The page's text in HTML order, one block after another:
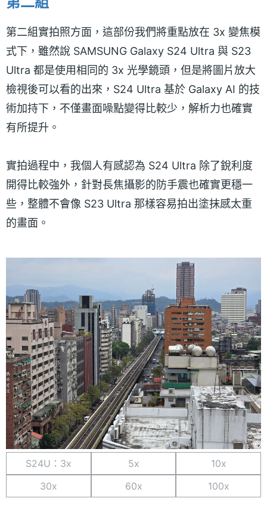
第二組實拍照方面，這部份我們將重點放在 3x 變焦模
式下，雖然說 SAMSUNG Galaxy S24 Ultra 與 S23
Ultra 都是使用相同的 3x 光學鏡頭，但是將圖片放大
檢視後可以看的出來，S24 Ultra 基於 Galaxy AI 的技
術加持下，不僅畫面噪點變得比較少，解析力也確實
有所提升。
實拍過程中，我個人有感認為 S24 Ultra 除了銳利度
開得比較強外，針對長焦攝影的防手震也確實更穩一
些，整體不會像 S23 Ultra 那樣容易拍出塗抹感太重
的畫面。
S24U：3x 5x
10x
30x
60x 100x